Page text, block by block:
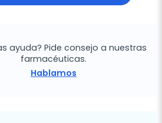
ayuda? Pide consejo a nuestras
farmacéuticas.
Hablamos